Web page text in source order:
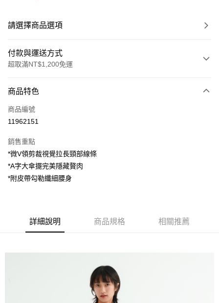
請選擇商品選項
付款與運送方式
超取滿NT$1,200免運
信用卡一次付款
超商取貨付款
Apple Pay
街口支付
相關說明
２．便利：只要手機號碼，簡訊認證，即可結帳。
３．安心：先確認商品／服務後，再付款。
【「AFTEE先享後付」結帳流程】
１．於結帳方式選擇「AFTEE先享後付」後，將跳轉至「AFTEE先享後付」
每筆NT$80，滿NT$1,200(含以上)免運費
商品特色
商品編號
11962151
銷售重點
*微V領剪裁視覺拉長頸部線條
*A字大傘擺完美隱藏贅肉
*附皮帶勾勒纖細腰身
詳細說明 商品規格 相關推薦